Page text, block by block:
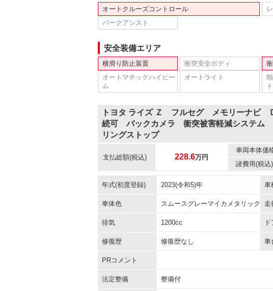
オートクルーズコントロール
パークアシスト
安全装備エリア
横滑り防止装置 衝突安全ボディ
オートマチックハイビー
ム
オートライト
ト
トヨタ ライズ Ｚ フルセグ メモリーナビ
続可 バックカメラ 衝突被害軽減システ
リングストップ
支払総額(税込) 228.6万円
車両本体価
諸費用(税込)
年式(初度登録) 2023(令和5)年 車
車体色 スムースグレーマイカメタリック 走
排気 1200cc ド
修復歴 修復歴なし 車
PRコメント
法定整備 整備付